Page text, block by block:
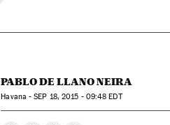
PABLO DE LLANO NEIRA
Havana -SEP 18, 2015 - 09:48 EDT